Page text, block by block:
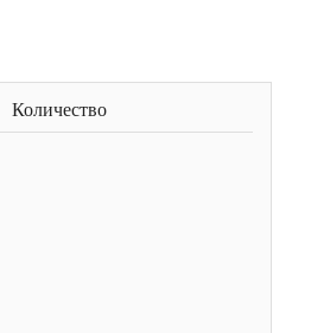
Количество